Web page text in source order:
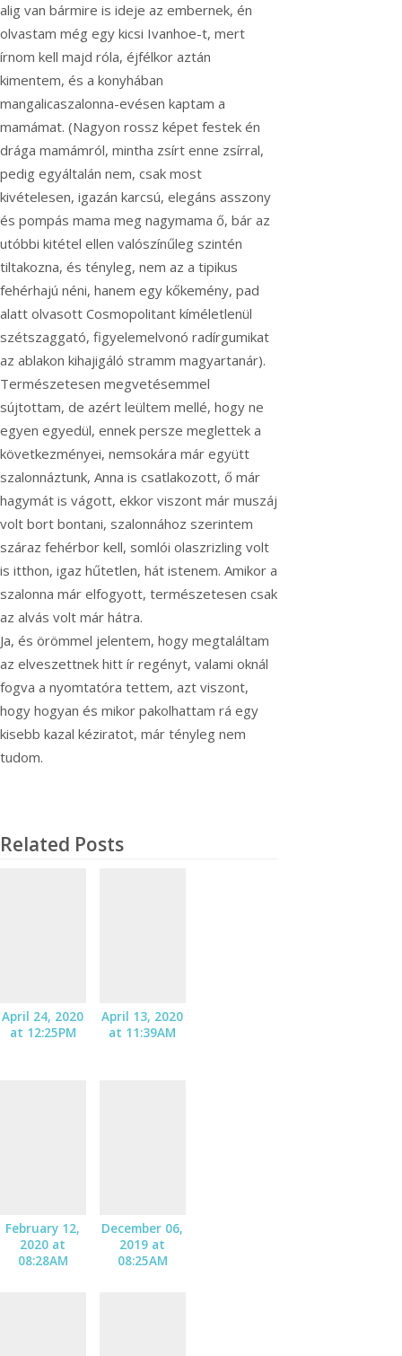
alig van bármire is ideje az embernek, én
olvastam még egy kicsi Ivanhoe-t, mert
írnom kell majd róla, éjfélkor aztán
kimentem, és a konyhában
mangalicaszalonna-evésen kaptam a
mamámat. (Nagyon rossz képet festek én
drága mamámról, mintha zsírt enne zsírral,
pedig egyáltalán nem, csak most
kivételesen, igazán karcsú, elegáns asszony
és pompás mama meg nagymama ő, bár az
utóbbi kitétel ellen valószínűleg szintén
tiltakozna, és tényleg, nem az a tipikus
fehérhajú néni, hanem egy kőkemény, pad
alatt olvasott Cosmopolitant kíméletlenül
szétszaggató, figyelemelvonó radírgumikat
az ablakon kihajigáló stramm magyartanár).
Természetesen megvetésemmel
sújtottam, de azért leültem mellé, hogy ne
egyen egyedül, ennek persze meglettek a
következményei, nemsokára már együtt
szalonnáztunk, Anna is csatlakozott, ő már
hagymát is vágott, ekkor viszont már muszáj
volt bort bontani, szalonnához szerintem
száraz fehérbor kell, somlói olaszrizling volt
is itthon, igaz hűtetlen, hát istenem. Amikor a
szalonna már elfogyott, természetesen csak
az alvás volt már hátra.
Ja, és örömmel jelentem, hogy megtaláltam
az elveszettnek hitt ír regényt, valami oknál
fogva a nyomtatóra tettem, azt viszont,
hogy hogyan és mikor pakolhattam rá egy
kisebb kazal kéziratot, már tényleg nem
tudom.
Related Posts
April 24, 2020
at 12:25PM
April 13, 2020
at 11:39AM
February 12,
2020 at
08:28AM
December 06,
2019 at
08:25AM